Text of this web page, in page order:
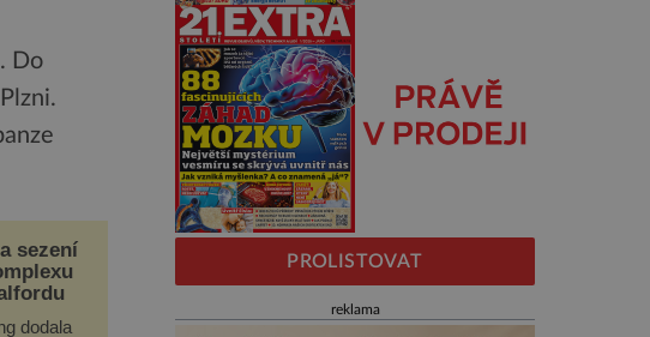
Do
sezení
dodala
PROLISTOVAT
reklama